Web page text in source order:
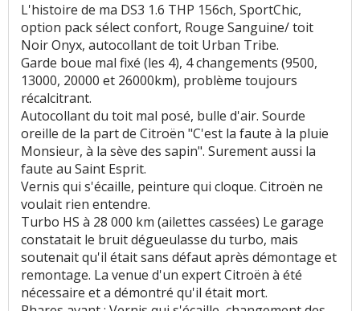
L'histoire de ma DS3 1.6 THP 156ch, SportChic,
option pack sélect confort, Rouge Sanguine/ toit
Noir Onyx, autocollant de toit Urban Tribe.
Garde boue mal fixé (les 4), 4 changements (9500,
13000, 20000 et 26000km), problème toujours
récalcitrant.
Autocollant du toit mal posé, bulle d'air. Sourde
oreille de la part de Citroën "C'est la faute à la pluie
Monsieur, à la sève des sapin". Surement aussi la
faute au Saint Esprit.
Vernis qui s'écaille, peinture qui cloque. Citroën ne
voulait rien entendre.
Turbo HS à 28 000 km (ailettes cassées) Le garage
constatait le bruit dégueulasse du turbo, mais
soutenait qu'il était sans défaut après démontage et
remontage. La venue d'un expert Citroën à été
nécessaire et a démontré qu'il était mort.